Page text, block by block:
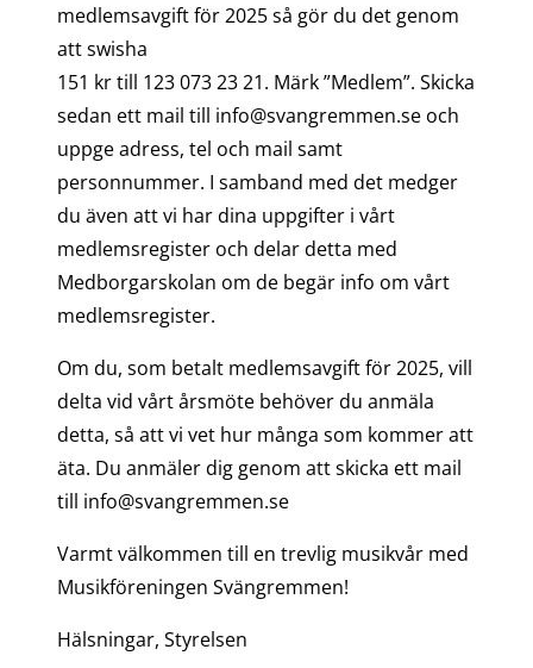
medlemsavgift för 2025 så gör du det genom
att swisha
151 kr till 123 073 23 21. Märk ”Medlem”. Skicka
sedan ett mail till info@svangremmen.se och
uppge adress, tel och mail samt
personnummer. I samband med det medger
du även att vi har dina uppgifter i vårt
medlemsregister och delar detta med
Medborgarskolan om de begär info om vårt
medlemsregister.
Om du, som betalt medlemsavgift för 2025, vill
delta vid vårt årsmöte behöver du anmäla
detta, så att vi vet hur många som kommer att
äta. Du anmäler dig genom att skicka ett mail
till info@svangremmen.se
Varmt välkommen till en trevlig musikvår med
Musikföreningen Svängremmen!
Hälsningar, Styrelsen